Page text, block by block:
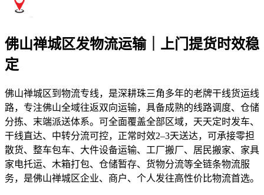
佛山禅城区发物流运输｜上门提货时效稳
定
佛山禅城区到物流专线，是深耕珠三角多年的老牌干线货运线
路，专注佛山全域往返双向运输，具备成熟的线路调度、仓储
分拣、末端派送体系。可全面覆盖全部区域，天天定时发车、
干线直达、中转分流可控，正常时效2–3天送达，可承接零担
散货、整车包车、大件设备运输、工厂搬厂、居民搬家、家具
家电托运、木箱打包、仓储暂存、货物分流等全链条物流服
务，是佛山禅城区企业、商户、个人发往高性价比物流首选。